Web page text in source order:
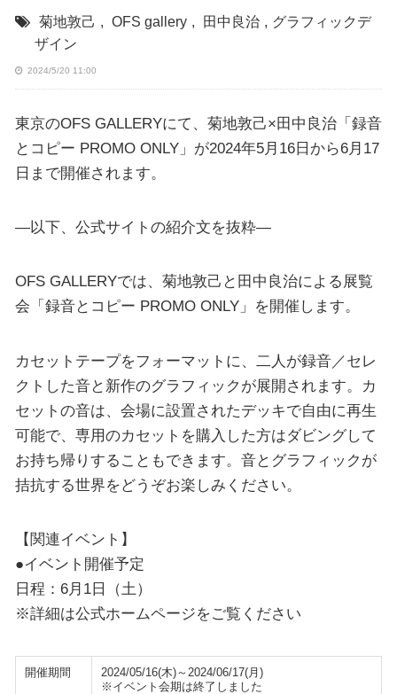
菊地敦己 , OFS gallery , 田中良治 , グラフィックデ
ザイン
2024/5/20 11:00
東京のOFS GALLERYにて、菊地敦己×田中良治「録音
とコピー PROMO ONLY」が2024年5月16日から6月17
日まで開催されます。
—以下、公式サイトの紹介文を抜粋—
OFS GALLERYでは、菊地敦己と田中良治による展覧
会「録音とコピー PROMO ONLY」を開催します。
カセットテープをフォーマットに、二人が録音／セレ
クトした音と新作のグラフィックが展開されます。カ
セットの音は、会場に設置されたデッキで自由に再生
可能で、専用のカセットを購入した方はダビングして
お持ち帰りすることもできます。音とグラフィックが
拮抗する世界をどうぞお楽しみください。
【関連イベント】
●イベント開催予定
日程：6月1日（土）
※詳細は公式ホームページをご覧ください
開催期間
2024/05/16(木)～2024/06/17(月)
※イベント会期は終了しました